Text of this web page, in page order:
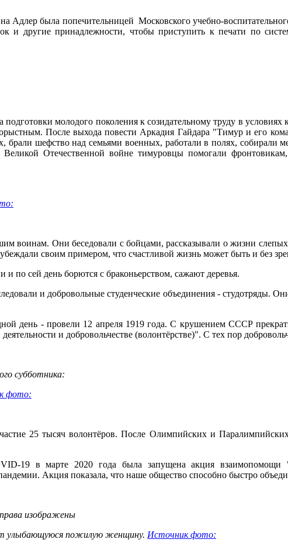
Адлер была попечительницей Московского учебно-
и другие принадлежности, чтобы приступить к печати по
молодого поколения к созидательному труду в
После выхода повести Аркадия Гайдара "Тимур и его
шефство над семьями военных, работали в полях, собирали
Отечественной войне тимуровцы помогали
воинам. Они беседовали с бойцами, рассказывали о жизни
своим примером, что счастливой жизнь может быть и без
по сей день борются с браконьерством, сажают деревья.
и добровольные студенческие объединения - студотряды.
день - провели 12 апреля 1919 года. С крушением СССР
и добровольчестве (волонтёрстве)". С тех пор
субботника:
фото:
25 тысяч волонтёров. После Олимпийских и
19 в марте 2020 года была запущена акция
Акция показала, что наше общество способно быстро
изображены
улыбающуюся пожилую женщину. Источник фото: